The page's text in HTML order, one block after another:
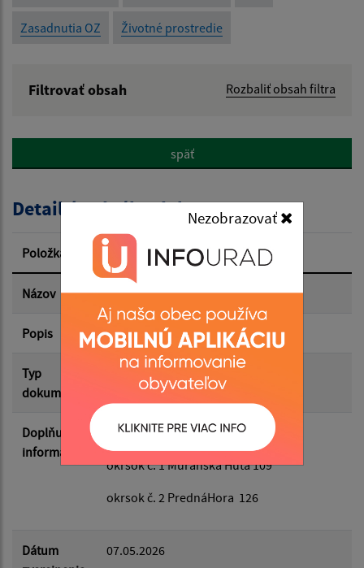
Nezobrazovať
Zasadnutia OZ Životné prostredie
Filtrovať obsah Rozbaliť obsah filtra
Popis:
Dátum zverejnenia od:
Dátum zverejnenia do:
Filtrovať Reset
späť
Detail úradného dokumentu
Položka Informácia
Názov zapisovatelia referendum 2026
Popis zapisovatelia referendum 2026
Typ
dokumentu
Voľby/Referendá
Doplňujúce
informácie
zapisovatelia referendum 2026
okrsok č. 1 Muránska Huta 109
okrsok č. 2 PrednáHora 126
Dátum
07.05.2026